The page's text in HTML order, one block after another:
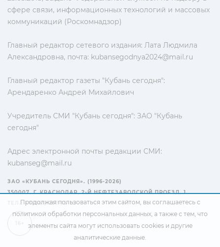
сфере связи, информационных технологий и массовых
коммуникаций (Роскомнадзор)
Главный редактор сетевого издания: Лата Людмила
Александровна, почта: kubansegodnya2024@mail.ru
Главный редактор газеты "Кубань сегодня":
Арендаренко Андрей Михайлович
Учредитель СМИ "Кубань сегодня": ЗАО "Кубань
сегодня"
Адрес электронной почты редакции СМИ:
kubanseg@mail.ru
ЗАО «КУБАНЬ СЕГОДНЯ». (1996-2026)
350007, Г. КРАСНОДАР, 2-Й НЕФТЕЗАВОДСКОЙ ПРОЕЗД, 1
ТЕЛ.: +7(861) 267-15-15
Продолжая пользоваться этим сайтом, вы соглашаетесь с
политикой обработки персональных данных, а также с тем, что
элементы сайта могут использовать cookies и другие
аналитические данные.